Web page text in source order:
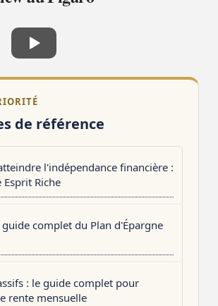
de référence
l'indépendance financière :
Riche
guide complet du Plan d'Épargne
: le guide complet pour
rente mensuelle